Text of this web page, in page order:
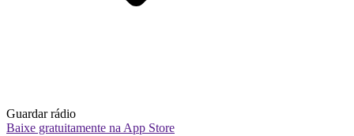
Guardar rádio
Baixe gratuitamente na App Store